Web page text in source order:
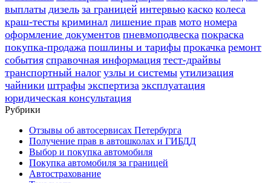
выплаты дизель за границей интервью каско колеса
краш-тесты криминал лишение прав мото номера
оформление документов пневмоподвеска покраска
покупка-продажа пошлины и тарифы прокачка ремонт
события справочная информация тест-драйвы
транспортный налог узлы и системы утилизация
чайники штрафы экспертиза эксплуатация
юридическая консультация
Рубрики
Отзывы об автосервисах Петербурга
Получение прав в автошколах и ГИБДД
Выбор и покупка автомобиля
Покупка автомобиля за границей
Автострахование